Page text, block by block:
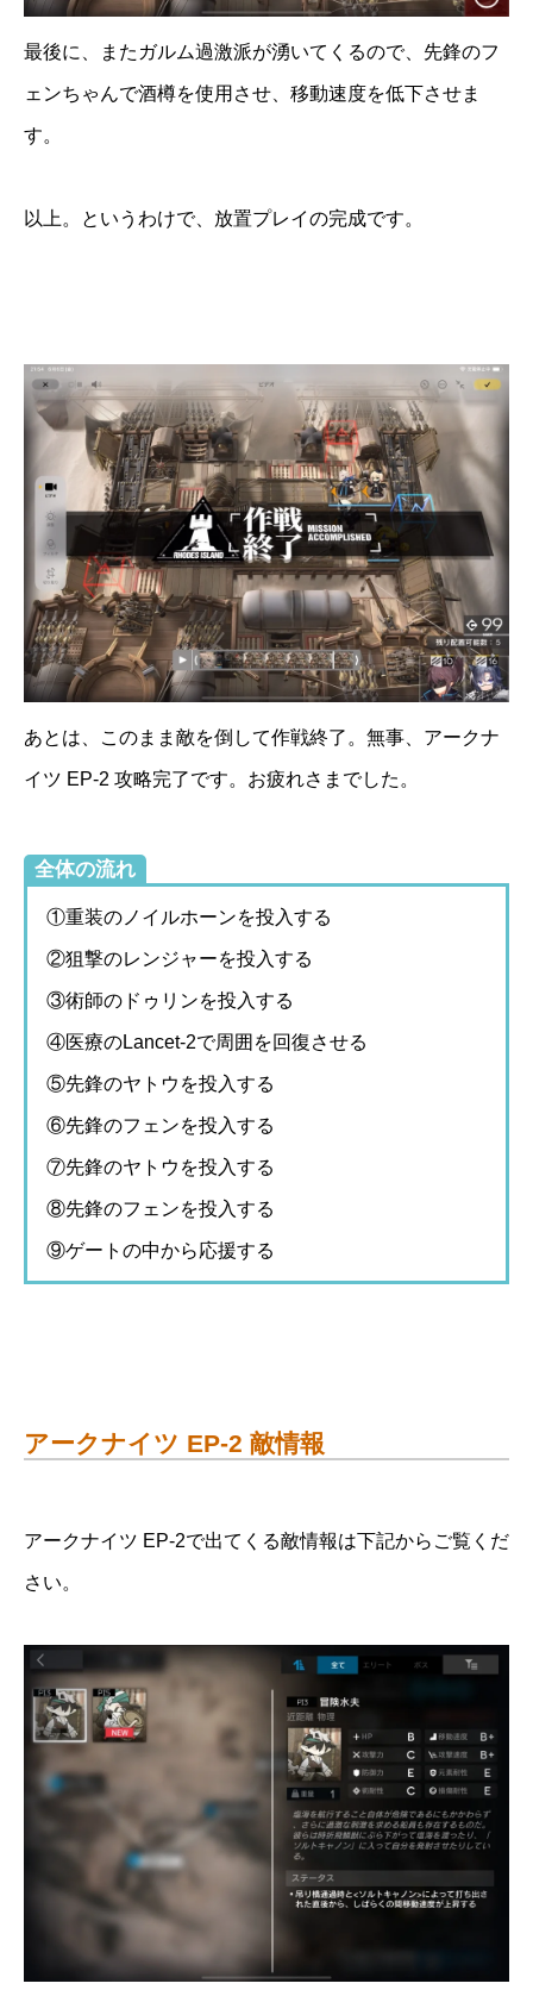
最後に、またガルム過激派が湧いてくるので、先鋒のフ
ェンちゃんで酒樽を使用させ、移動速度を低下させま
す。
以上。というわけで、放置プレイの完成です。
あとは、このまま敵を倒して作戦終了。無事、アークナ
イツ EP-2 攻略完了です。お疲れさまでした。
全体の流れ
①重装のノイルホーンを投入する
②狙撃のレンジャーを投入する
③術師のドゥリンを投入する
④医療のLancet-2で周囲を回復させる
⑤先鋒のヤトウを投入する
⑥先鋒のフェンを投入する
⑦先鋒のヤトウを投入する
⑧先鋒のフェンを投入する
⑨ゲートの中から応援する
アークナイツ EP-2 敵情報
アークナイツ EP-2で出てくる敵情報は下記からご覧くだ
さい。